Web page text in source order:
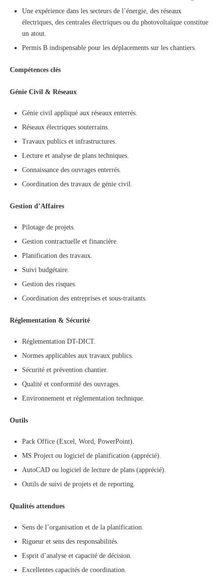
Une expérience dans les secteurs de l’énergie, des réseaux
électriques, des centrales électriques ou du photovoltaïque constitue
un atout.
Permis B indispensable pour les déplacements sur les chantiers.
Compétences clés
Génie Civil & Réseaux
Génie civil appliqué aux réseaux enterrés.
Réseaux électriques souterrains.
Travaux publics et infrastructures.
Lecture et analyse de plans techniques.
Connaissance des ouvrages enterrés.
Coordination des travaux de génie civil.
Gestion d’Affaires
Pilotage de projets.
Gestion contractuelle et financière.
Planification des travaux.
Suivi budgétaire.
Gestion des risques.
Coordination des entreprises et sous-traitants.
Réglementation & Sécurité
Réglementation DT-DICT.
Normes applicables aux travaux publics.
Sécurité et prévention chantier.
Qualité et conformité des ouvrages.
Environnement et réglementation technique.
Outils
Pack Office (Excel, Word, PowerPoint).
MS Project ou logiciel de planification (apprécié).
AutoCAD ou logiciel de lecture de plans (apprécié).
Outils de suivi de projets et de reporting.
Qualités attendues
Sens de l’organisation et de la planification.
Rigueur et sens des responsabilités.
Esprit d’analyse et capacité de décision.
Excellentes capacités de coordination.